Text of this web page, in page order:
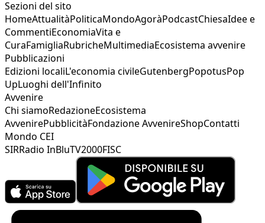
Sezioni del sito
HomeAttualitàPoliticaMondoAgoràPodcastChiesaIdee e
CommentiEconomiaVita e
CuraFamigliaRubricheMultimediaEcosistema avvenire
Pubblicazioni
Edizioni localiL'economia civileGutenbergPopotusPop
UpLuoghi dell'Infinito
Avvenire
Chi siamoRedazioneEcosistema
AvvenirePubblicitàFondazione AvvenireShopContatti
Mondo CEI
SIRRadio InBluTV2000FISC